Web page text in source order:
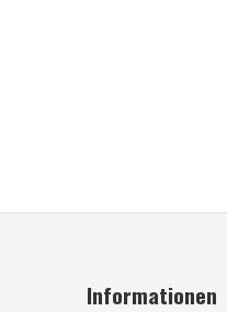
Informationen